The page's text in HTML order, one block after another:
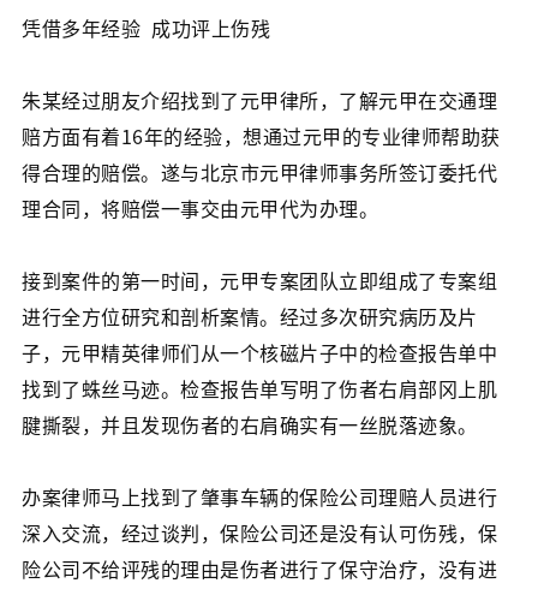
凭借多年经验 成功评上伤残
朱某经过朋友介绍找到了元甲律所，了解元甲在交通理
赔方面有着16年的经验，想通过元甲的专业律师帮助获
得合理的赔偿。遂与北京市元甲律师事务所签订委托代
理合同，将赔偿一事交由元甲代为办理。
接到案件的第一时间，元甲专案团队立即组成了专案组
进行全方位研究和剖析案情。经过多次研究病历及片
子，元甲精英律师们从一个核磁片子中的检查报告单中
找到了蛛丝马迹。检查报告单写明了伤者右肩部冈上肌
腱撕裂，并且发现伤者的右肩确实有一丝脱落迹象。
办案律师马上找到了肇事车辆的保险公司理赔人员进行
深入交流，经过谈判，保险公司还是没有认可伤残，保
险公司不给评残的理由是伤者进行了保守治疗，没有进